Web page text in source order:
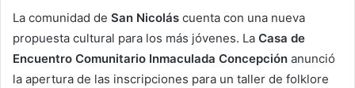
La comunidad de San Nicolás cuenta con una nueva
propuesta cultural para los más jóvenes. La Casa de
Encuentro Comunitario Inmaculada Concepción anunció
la apertura de las inscripciones para un taller de folklore